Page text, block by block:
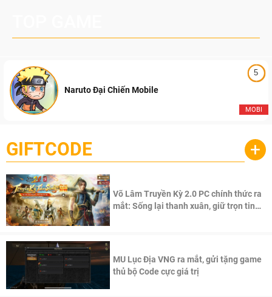
5
MOBI
Naruto Đại Chiến Mobile
GIFTCODE +
Võ Lâm Truyền Kỳ 2.0 PC chính thức ra
mắt: Sống lại thanh xuân, giữ trọn tinh
MU Lục Địa VNG ra mắt, gửi tặng game
thủ bộ Code cực giá trị